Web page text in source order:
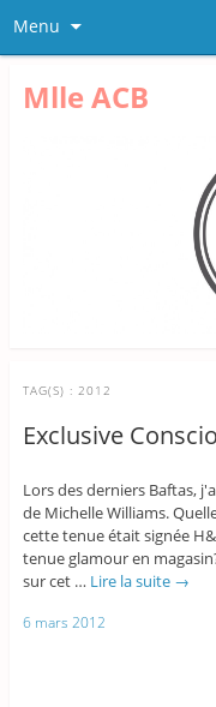
Menu
Mlle ACB
TAG(S) : 2012
Exclusive
Lors des derniers Baftas,
de Michelle Williams.
cette tenue était signée
tenue glamour en
sur cet … Lire la suite →
6 mars 2012